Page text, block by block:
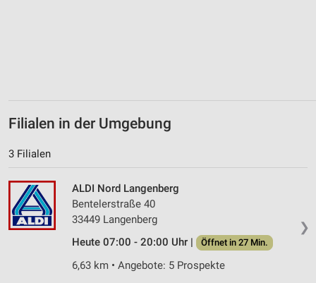
Filialen in der Umgebung
3 Filialen
❯
ALDI Nord Langenberg
Bentelerstraße 40
33449 Langenberg
Heute 07:00 - 20:00 Uhr |
Öffnet in 27 Min.
6,63 km • Angebote: 5 Prospekte